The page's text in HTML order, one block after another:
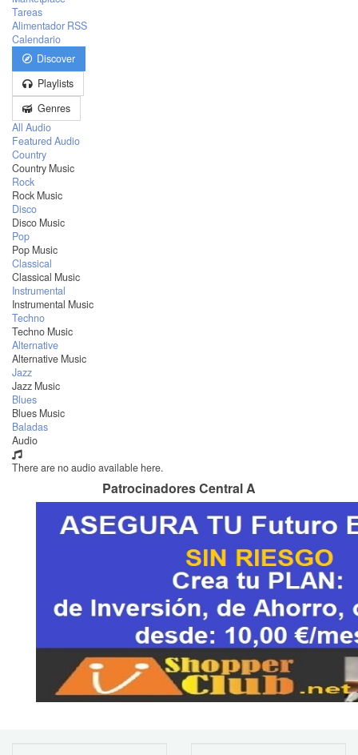
Tareas
Alimentador RSS
Calendario
Discover
Playlists
Genres
All Audio
Featured Audio
Country
Country Music
Rock
Rock Music
Disco
Disco Music
Pop
Pop Music
Classical
Classical Music
Instrumental
Instrumental Music
Techno
Techno Music
Alternative
Alternative Music
Jazz
Jazz Music
Blues
Blues Music
Baladas
Audio
There are no audio available here.
Patrocinadores Central A